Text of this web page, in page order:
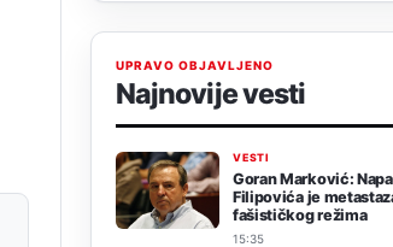
UPRAVO OBJAVLJENO
Najnovije vesti
VESTI
Goran Marković:
Filipovića je
fašističkog režima
15:35